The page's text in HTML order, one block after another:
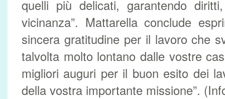
quelli più delicati, garantendo
vicinanza”. Mattarella conclude
sincera gratitudine per il lavoro che
talvolta molto lontano dalle vostre
migliori auguri per il buon esito dei
della vostra importante missione”.